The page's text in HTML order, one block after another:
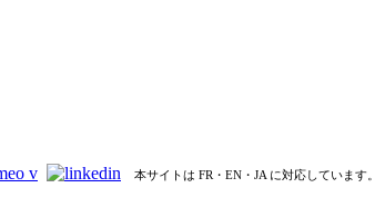
本サイトは FR・EN・JA に対応しています。